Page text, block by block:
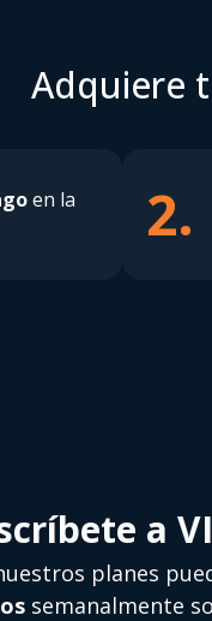
Adquiere
en la
2.
a
planes
semanalmente